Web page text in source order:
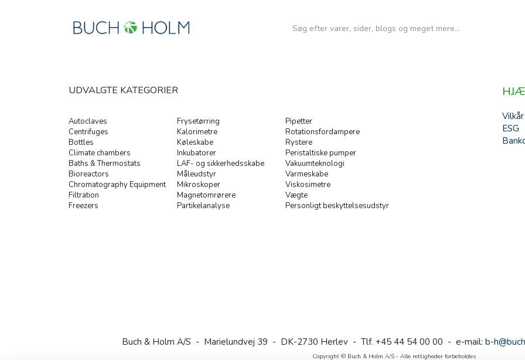
Autoclaves
Centrifuges
Bottles
Climate chambers
Baths & Thermostats
Bioreactors
Chromatography Equipment
Filtration
Freezers
Frysetørring
Kalorimetre
Køleskabe
Inkubatorer
LAF- og sikkerhedsskabe
Måleudstyr
Mikroskoper
Magnetomrørere
Partikelanalyse
Pipetter
Rotationsfordampere
Rystere
Peristaltiske pumper
Vakuumteknologi
Varmeskabe
Viskosimetre
Vægte
Personligt beskyttelsesudstyr
UDVALGTE KATEGORIER
Vilkår
ESG
Buch & Holm A/S - Marielundvej 39 - DK-2730 Herlev - Tlf. +45 44 54 00 00 - e-mail: b-
Copyright © Buch & Holm A/S - Alle rettigheder forbeholdes